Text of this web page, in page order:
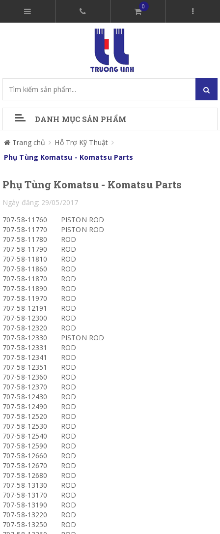
0
DANH MỤC SẢN PHẨM
Trang chủ
Hỗ Trợ Kỹ Thuật
Phụ Tùng Komatsu - Komatsu Parts
Phụ Tùng Komatsu - Komatsu Parts
Ngày đăng: 29/05/2017
707-58-11760
PISTON ROD
707-58-11770
PISTON ROD
707-58-11780
ROD
707-58-11790
ROD
707-58-11810
ROD
707-58-11860
ROD
707-58-11870
ROD
707-58-11890
ROD
707-58-11970
ROD
707-58-12191
ROD
707-58-12300
ROD
707-58-12320
ROD
707-58-12330
PISTON ROD
707-58-12331
ROD
707-58-12341
ROD
707-58-12351
ROD
707-58-12360
ROD
707-58-12370
ROD
707-58-12430
ROD
707-58-12490
ROD
707-58-12520
ROD
707-58-12530
ROD
707-58-12540
ROD
707-58-12590
ROD
707-58-12660
ROD
707-58-12670
ROD
707-58-12680
ROD
707-58-13130
ROD
707-58-13170
ROD
707-58-13190
ROD
707-58-13220
ROD
707-58-13250
ROD